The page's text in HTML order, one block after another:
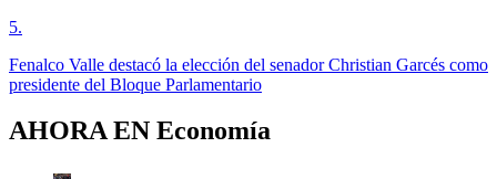
5.
Fenalco Valle destacó la elección del senador Christian Garcés como
presidente del Bloque Parlamentario
AHORA EN Economía